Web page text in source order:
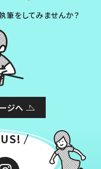
筆をしてみませんか？
ジへ